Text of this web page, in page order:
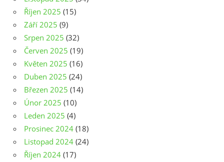
Říjen 2025 (15)
Září 2025 (9)
Srpen 2025 (32)
Červen 2025 (19)
Květen 2025 (16)
Duben 2025 (24)
Březen 2025 (14)
Únor 2025 (10)
Leden 2025 (4)
Prosinec 2024 (18)
Listopad 2024 (24)
Říjen 2024 (17)